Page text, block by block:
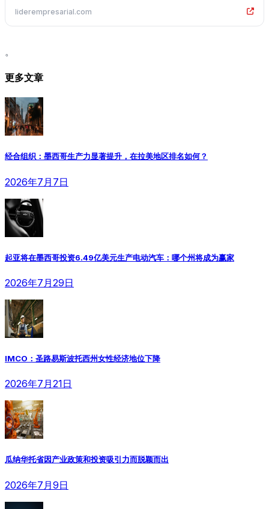
liderempresarial.com
。
更多文章
经合组织：墨西哥生产力显著提升，在拉美地区排名如何？
2026年7月7日
起亚将在墨西哥投资6.49亿美元生产电动汽车：哪个州将成为赢家
2026年7月29日
IMCO：圣路易斯波托西州女性经济地位下降
2026年7月21日
瓜纳华托省因产业政策和投资吸引力而脱颖而出
2026年7月9日